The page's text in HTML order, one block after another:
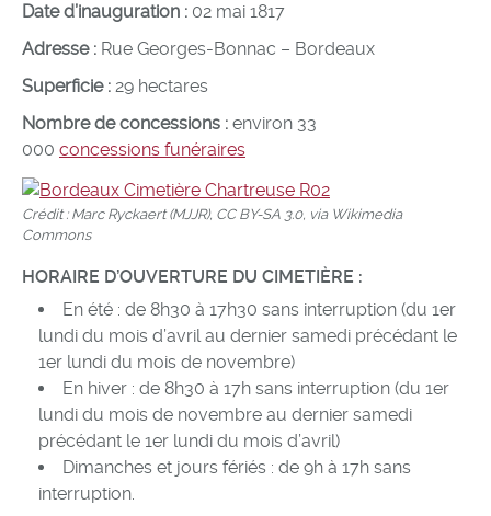
Date d’inauguration : 02 mai 1817
Adresse : Rue Georges-Bonnac – Bordeaux
Superficie : 29 hectares
Nombre de concessions : environ 33
000 concessions funéraires
Crédit : Marc Ryckaert (MJJR), CC BY-SA 3.0, via Wikimedia
Commons
HORAIRE D’OUVERTURE DU CIMETIÈRE :
En été : de 8h30 à 17h30 sans interruption (du 1er
lundi du mois d’avril au dernier samedi précédant le
1er lundi du mois de novembre)
En hiver : de 8h30 à 17h sans interruption (du 1er
lundi du mois de novembre au dernier samedi
précédant le 1er lundi du mois d’avril)
Dimanches et jours fériés : de 9h à 17h sans
interruption.